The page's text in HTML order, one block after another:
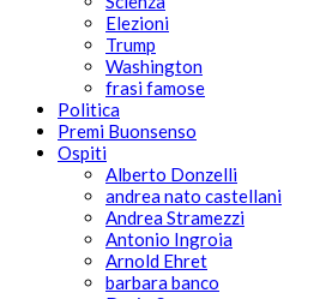
Elezioni
Trump
Washington
frasi famose
Politica
Premi Buonsenso
Ospiti
Alberto Donzelli
andrea nato castellani
Andrea Stramezzi
Antonio Ingroia
Arnold Ehret
barbara banco